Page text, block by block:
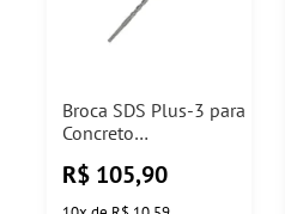
Broca SDS Plus-3 para
Concreto
Bosch
R$ 105,90